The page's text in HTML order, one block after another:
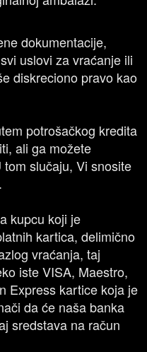
dokumentacije,
uslovi za vraćanje ili
diskreciono pravo kao
potrošačkog kredita
ali ga možete
slučaju, Vi snosite
kupcu koji je
kartica, delimično
vraćanja, taj
iste VISA, Maestro,
Express kartice koja je
da će naša banka
sredstava na račun